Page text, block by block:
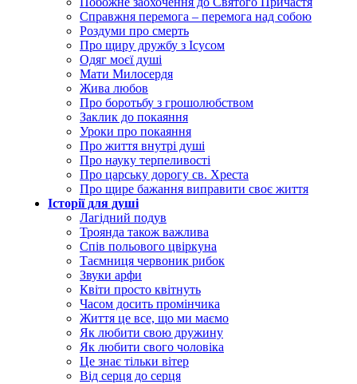
Справжня перемога – перемога над собою
Роздуми про смерть
Про щиру дружбу з Ісусом
Одяг моєї душі
Мати Милосердя
Жива любов
Про боротьбу з грошолюбством
Заклик до покаяння
Уроки про покаяння
Про життя внутрі душі
Про науку терпеливості
Про царську дорогу св. Хреста
Про щире бажання виправити своє життя
Історії для душі
Лагідний подув
Троянда також важлива
Спів польового цвіркуна
Таємниця червоник рибок
Звуки арфи
Квіти просто квітнуть
Часом досить промінчика
Життя це все, що ми маємо
Як любити свою дружину
Як любити свого чоловіка
Це знає тільки вітер
Від серця до серця